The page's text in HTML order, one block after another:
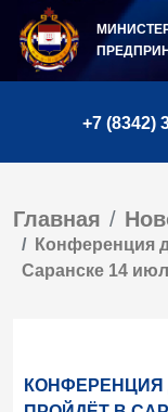
+7 (8342)
Главная
Конференция
Саранске 14
КОНФЕРЕНЦИЯ